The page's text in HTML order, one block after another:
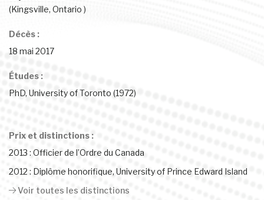
(Kingsville, Ontario )
Décès :
18 mai 2017
Études :
PhD, University of Toronto (1972)
Prix et distinctions :
2013 : Officier de l’Ordre du Canada
2012 : Diplôme honorifique, University of Prince Edward Island
Voir toutes les distinctions